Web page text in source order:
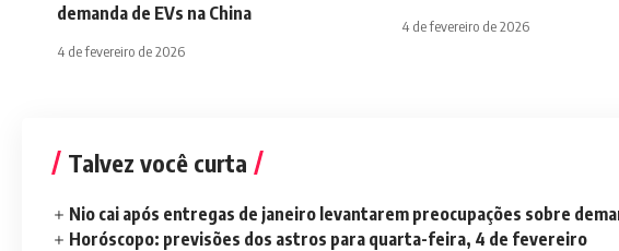
demanda de EVs na China
4 de fevereiro de 2026
4 de fevereiro de 2026
Talvez você curta
Nio cai após entregas de janeiro levantarem preocupações sobre
Horóscopo: previsões dos astros para quarta-feira, 4 de fevereiro